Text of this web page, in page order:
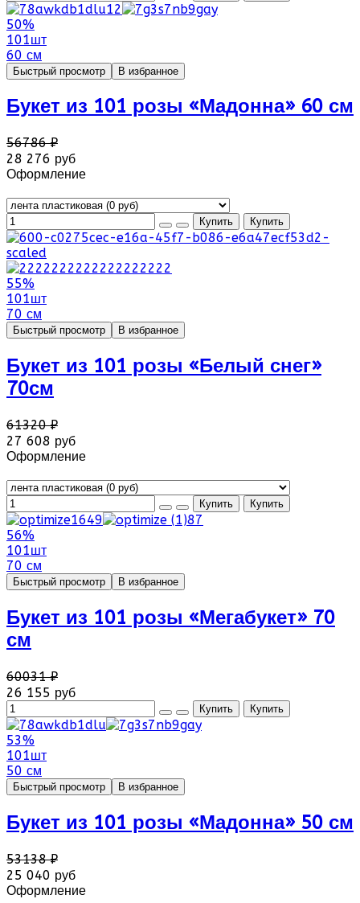
50%
101шт
60 см
Быстрый просмотр В избранное
Букет из 101 розы «Мадонна» 60 см
56786 ₽
28 276 руб
Оформление
55%
101шт
70 см
Быстрый просмотр В избранное
Букет из 101 розы «Белый снег»
70см
61320 ₽
27 608 руб
Оформление
56%
101шт
70 см
Быстрый просмотр В избранное
Букет из 101 розы «Мегабукет» 70
см
60031 ₽
26 155 руб
53%
101шт
50 см
Быстрый просмотр В избранное
Букет из 101 розы «Мадонна» 50 см
53138 ₽
25 040 руб
Оформление